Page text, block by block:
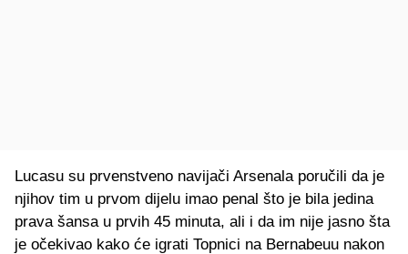
Lucasu su prvenstveno navijači Arsenala poručili da je
njihov tim u prvom dijelu imao penal što je bila jedina
prava šansa u prvih 45 minuta, ali i da im nije jasno šta
je očekivao kako će igrati Topnici na Bernabeuu nakon